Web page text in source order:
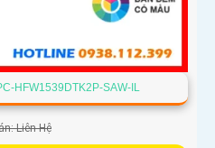
HFW1539DTK2P-SAW-IL
Liên Hệ